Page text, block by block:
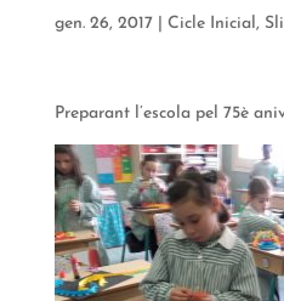
gen. 26, 2017| Cicle Inicial,
Preparant l’escola pel 75è